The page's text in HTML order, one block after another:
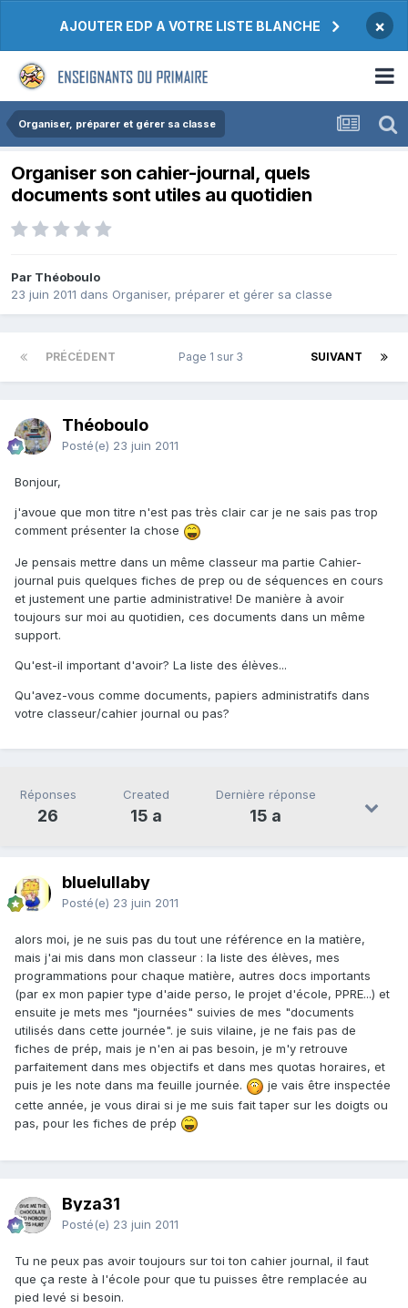
AJOUTER EDP A VOTRE LISTE BLANCHE ×
Organiser, préparer et gérer sa classe
Organiser son cahier-journal, quels
documents sont utiles au quotidien
Par Théoboulo
23 juin 2011 dans Organiser, préparer et gérer sa classe
PRÉCÉDENT SUIVANT
Page 1 sur 3
Théoboulo
Posté(e) 23 juin 2011
Bonjour,
j'avoue que mon titre n'est pas très clair car je ne sais pas trop
comment présenter la chose
Je pensais mettre dans un même classeur ma partie Cahier-
journal puis quelques fiches de prep ou de séquences en cours
et justement une partie administrative! De manière à avoir
toujours sur moi au quotidien, ces documents dans un même
support.
Qu'est-il important d'avoir? La liste des élèves...
Qu'avez-vous comme documents, papiers administratifs dans
votre classeur/cahier journal ou pas?
Réponses
26
Created
15 a
Dernière réponse
15 a
bluelullaby
Posté(e) 23 juin 2011
alors moi, je ne suis pas du tout une référence en la matière,
mais j'ai mis dans mon classeur : la liste des élèves, mes
programmations pour chaque matière, autres docs importants
(par ex mon papier type d'aide perso, le projet d'école, PPRE...) et
ensuite je mets mes "journées" suivies de mes "documents
utilisés dans cette journée". je suis vilaine, je ne fais pas de
fiches de prép, mais je n'en ai pas besoin, je m'y retrouve
parfaitement dans mes objectifs et dans mes quotas horaires, et
puis je les note dans ma feuille journée.
je vais être inspectée
cette année, je vous dirai si je me suis fait taper sur les doigts ou
pas, pour les fiches de prép
Byza31
Posté(e) 23 juin 2011
Tu ne peux pas avoir toujours sur toi ton cahier journal, il faut
que ça reste à l'école pour que tu puisses être remplacée au
pied levé si besoin.